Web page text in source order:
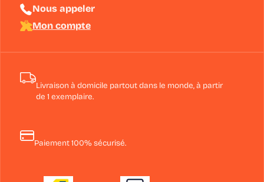
Nous appeler
Mon compte
Livraison à domicile partout dans le monde, à partir
de 1 exemplaire.
Paiement 100% sécurisé.